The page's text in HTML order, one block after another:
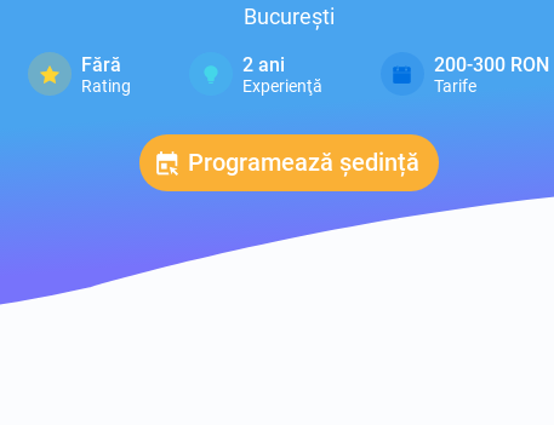
București
Fără
Rating
2 ani
Experienţă
200-300 RON
Tarife
Programează ședință